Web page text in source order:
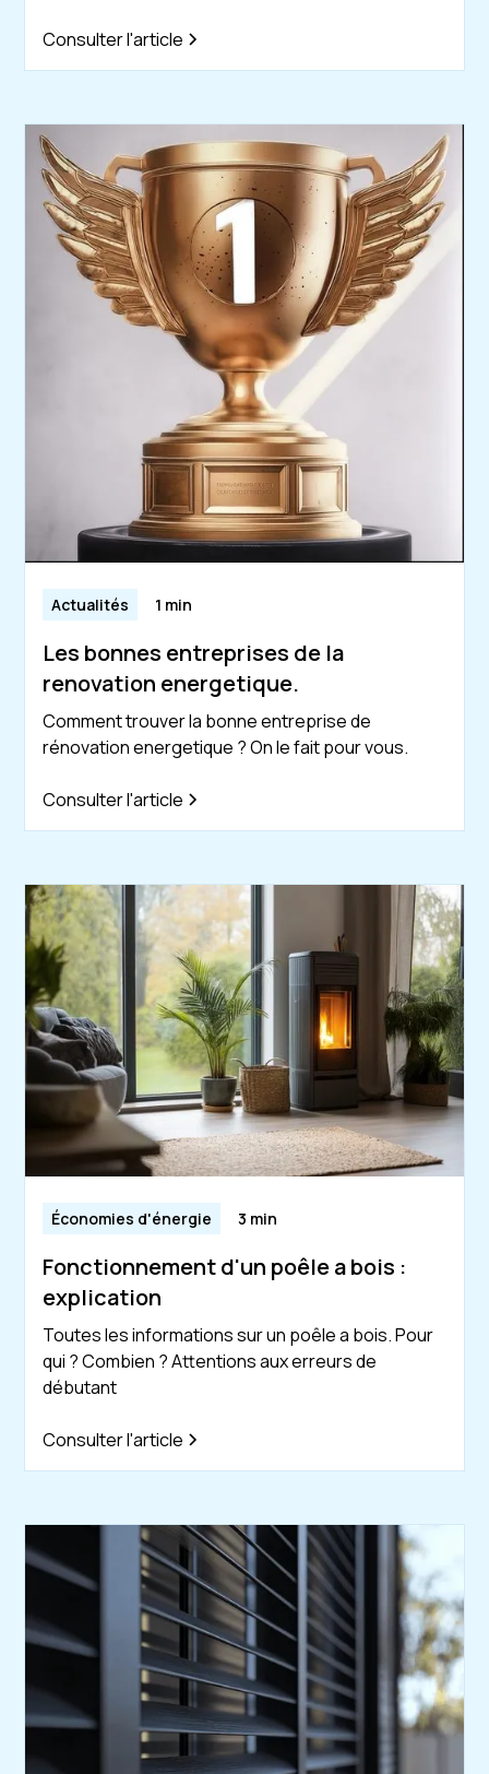
Consulter l'article
Actualités 1 min
Les bonnes entreprises de la
renovation energetique.
Comment trouver la bonne entreprise de
rénovation energetique ? On le fait pour vous.
Consulter l'article
Économies d'énergie 3 min
Fonctionnement d'un poêle a bois :
explication
Toutes les informations sur un poêle a bois. Pour
qui ? Combien ? Attentions aux erreurs de
débutant
Consulter l'article